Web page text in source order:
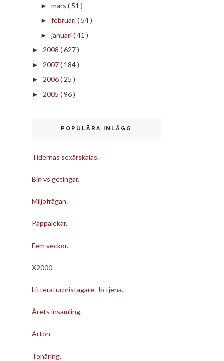
► mars ( 51 )
► februari( 54 )
► januari( 41 )
► 2008 ( 627 )
► 2007( 184 )
► 2006( 25 )
► 2005 ( 96 )
POPULÄRA INLÄGG
Tidernas sexårskalas.
Bin vs getingar.
Miljöfrågan.
Pappalekar.
Fem veckor.
X2000
Litteraturpristagare. Jo tjena.
Årets insamling.
Arton
Tonåring.